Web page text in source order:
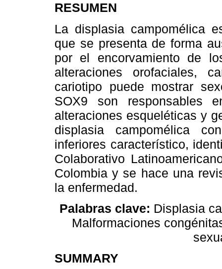
RESUMEN
La displasia campomélica
que se presenta de forma
por el encorvamiento de
alteraciones orofaciales,
cariotipo puede mostrar
SOX9 son responsables
alteraciones esqueléticas y
displasia campomélica
inferiores característico,
Colaborativo
Colombia y se hace una
la enfermedad.
Palabras clave: Displasia
Malformaciones
SUMMARY